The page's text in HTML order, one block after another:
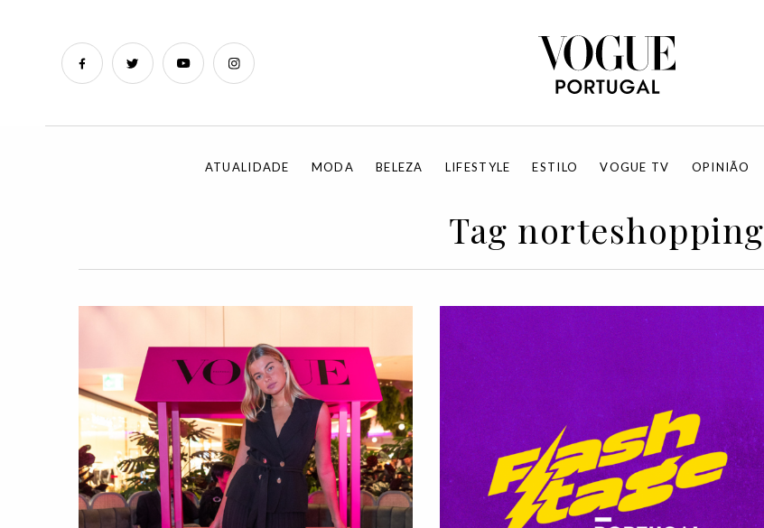
ATUALIDADE MODA BELEZA LIFESTYLE ESTILO VOGUE TV OPINIÃO
Tag norteshopping